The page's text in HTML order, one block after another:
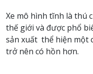
Xe mô hình tĩnh là thú
thế giới và được phổ
sản xuất thể hiện một
trở nên có hồn hơn.